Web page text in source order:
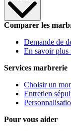
Comparer les
Demande de
En savoir plus
Services marbrerie
Choisir un
Entretien
Pour vous aider